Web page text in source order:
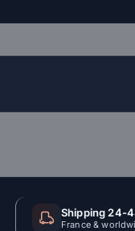
Shipping 24-
France &